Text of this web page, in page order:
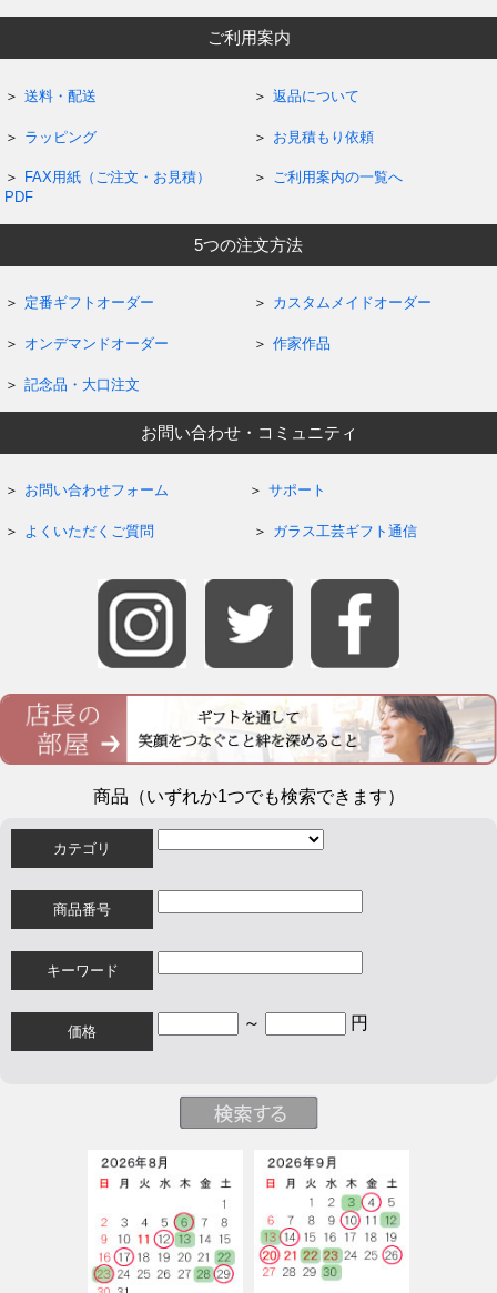
ご利用案内
送料・配送 返品について
ラッピング お見積もり依頼
FAX用紙（ご注文・お見積）
PDF
ご利用案内の一覧へ
5つの注文方法
定番ギフトオーダー カスタムメイドオーダー
オンデマンドオーダー 作家作品
記念品・大口注文
お問い合わせ・コミュニティ
お問い合わせフォーム サポート
よくいただくご質問 ガラス工芸ギフト通信
商品（いずれか1つでも検索できます）
カテゴリ
商品番号
キーワード
価格 ～ 円